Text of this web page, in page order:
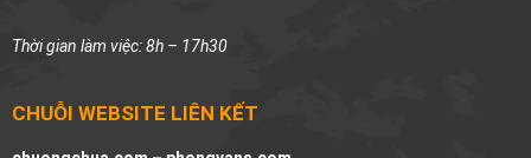
Thời gian làm việc: 8h – 17h30
CHUỖI WEBSITE LIÊN KẾT